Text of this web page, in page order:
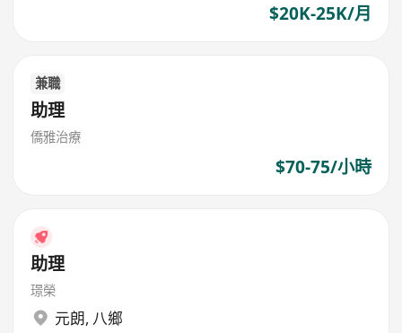
$20K-25K/月
兼職
助理
僑雅治療
$70-75/小時
助理
璟榮
元朗, 八鄉